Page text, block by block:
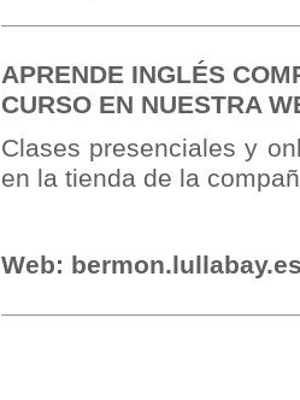
APRENDE INGLÉS
CURSO EN NUESTRA
Clases presenciales y
en la tienda de la
Web: